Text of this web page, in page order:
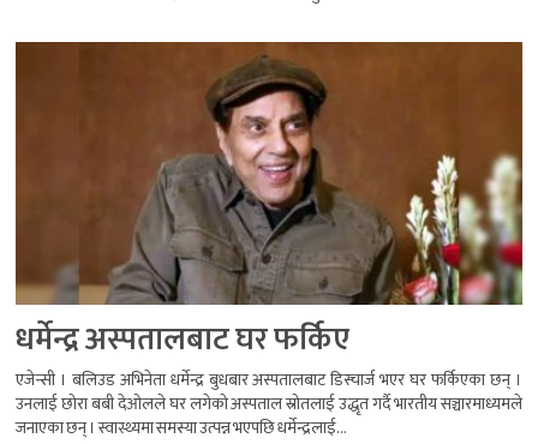
धर्मेन्द्र अस्पतालबाट घर फर्किए
एजेन्सी । बलिउड अभिनेता धर्मेन्द्र बुधबार अस्पतालबाट डिस्चार्ज भएर घर फर्किएका छन् ।
उनलाई छोरा बबी देओलले घर लगेको अस्पताल स्रोतलाई उद्धृत गर्दै भारतीय सञ्चारमाध्यमले
जनाएका छन् । स्वास्थ्यमा समस्या उत्पन्न भएपछि धर्मेन्द्रलाई...